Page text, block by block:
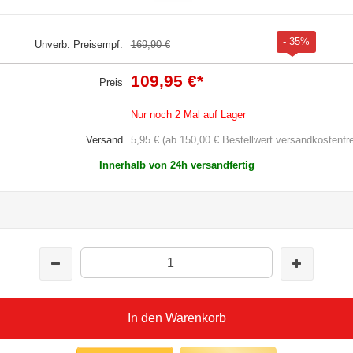
Unverb. Preisempf. 169,90 € - 35%
Preis 109,95 €*
Nur noch 2 Mal auf Lager
Versand 5,95 € (ab 150,00 € Bestellwert
Innerhalb von 24h versandfertig
In den Warenkorb